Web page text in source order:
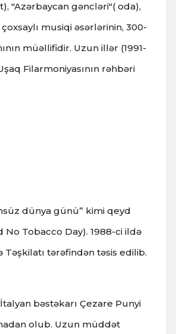
"Azərbaycan gəncləri"( oda),
musiqi əsərlərinin, 300-
müəllifidir. Uzun illər (1991-
Filarmoniyasının rəhbəri
dünya günü” kimi qeyd
Tobacco Day). 1988-ci ildə
Təşkilatı tərəfindən təsis edilib.
bəstəkarı Çezare Punyi
olub. Uzun müddət